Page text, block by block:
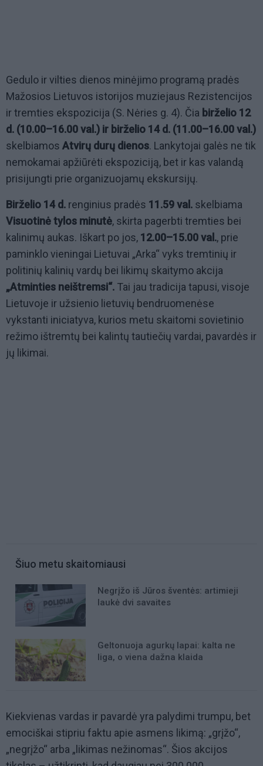
Gedulo ir vilties dienos minėjimo programą pradės
Mažosios Lietuvos istorijos muziejaus Rezistencijos
ir tremties ekspozicija (S. Nėries g. 4). Čia birželio 12
d. (10.00–16.00 val.) ir birželio 14 d. (11.00–16.00 val.)
skelbiamos Atvirų durų dienos. Lankytojai galės ne tik
nemokamai apžiūrėti ekspoziciją, bet ir kas valandą
prisijungti prie organizuojamų ekskursijų.
Birželio 14 d. renginius pradės 11.59 val. skelbiama
Visuotinė tylos minutė, skirta pagerbti tremties bei
kalinimų aukas. Iškart po jos, 12.00–15.00 val., prie
paminklo vieningai Lietuvai „Arka“ vyks tremtinių ir
politinių kalinių vardų bei likimų skaitymo akcija
„Atminties neištremsi“. Tai jau tradicija tapusi, visoje
Lietuvoje ir užsienio lietuvių bendruomenėse
vykstanti iniciatyva, kurios metu skaitomi sovietinio
režimo ištremtų bei kalintų tautiečių vardai, pavardės ir
jų likimai.
Šiuo metu skaitomiausi
Negrįžo iš Jūros šventės: artimieji
laukė dvi savaites
Geltonuoja agurkų lapai: kalta ne
liga, o viena dažna klaida
Kiekvienas vardas ir pavardė yra palydimi trumpu, bet
emociškai stipriu faktu apie asmens likimą: „grįžo“,
„negrįžo“ arba „likimas nežinomas“. Šios akcijos